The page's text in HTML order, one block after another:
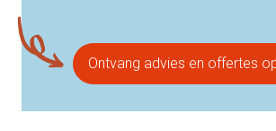
Ontvang advies en offertes